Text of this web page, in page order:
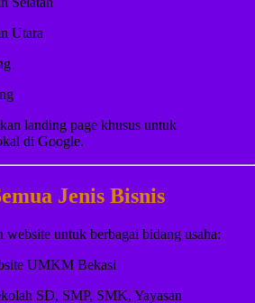
Utara
landing page khusus untuk
di Google.
Jenis Bisnis
untuk berbagai bidang usaha:
UMKM Bekasi
SD, SMP, SMK, Yayasan